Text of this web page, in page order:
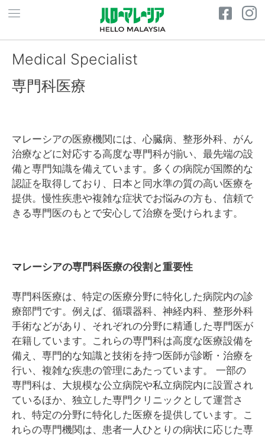
Medical Specialist
専門科医療
マレーシアの医療機関には、心臓病、整形外科、がん
治療などに対応する高度な専門科が揃い、最先端の設
備と専門知識を備えています。多くの病院が国際的な
認証を取得しており、日本と同水準の質の高い医療を
提供。慢性疾患や複雑な症状でお悩みの方も、信頼で
きる専門医のもとで安心して治療を受けられます。
マレーシアの専門科医療の役割と重要性
専門科医療は、特定の医療分野に特化した病院内の診
療部門です。例えば、循環器科、神経内科、整形外科
手術などがあり、それぞれの分野に精通した専門医が
在籍しています。これらの専門科は高度な医療設備を
備え、専門的な知識と技術を持つ医師が診断・治療を
行い、複雑な疾患の管理にあたっています。 一部の
専門科は、大規模な公立病院や私立病院内に設置され
ているほか、独立した専門クリニックとして運営さ
れ、特定の分野に特化した医療を提供しています。こ
れらの専門機関は、患者一人ひとりの病状に応じた専